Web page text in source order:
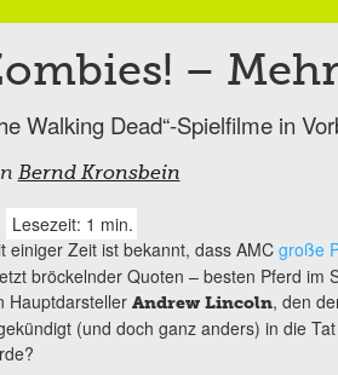
–
Walking Dead“-Spielfilme in
Bernd Kronsbein
Lesezeit: 1 min.
einiger Zeit ist bekannt, dass AMCgroße
bröckelnder Quoten – besten Pferd im
Hauptdarsteller Andrew Lincoln, den
(und doch ganz anders) in die